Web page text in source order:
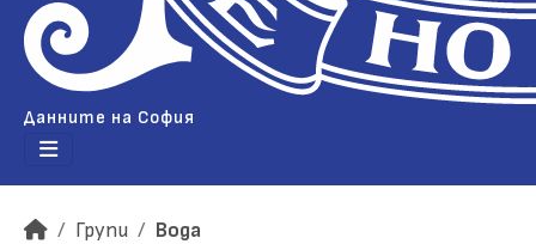
Данните на София
Групи Вода